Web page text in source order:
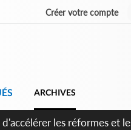
Créer votre compte
ARCHIVES
inspirer pour accélérer